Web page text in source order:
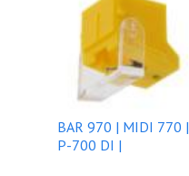
BAR 970 | MIDI 770 |
P-700 DI |